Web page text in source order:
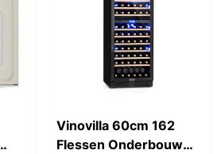
Vinovilla 60cm 162
Flessen Onderbouw